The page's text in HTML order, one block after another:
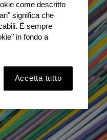
come descritto
significa che
È sempre
in fondo a
Accetta tutto